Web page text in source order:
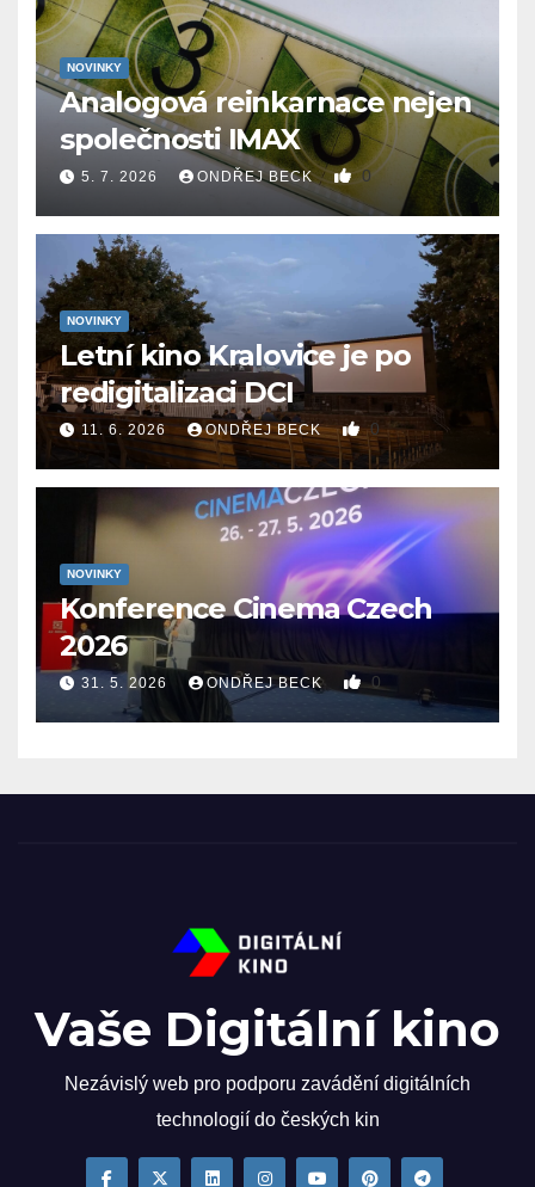
NOVINKY
Analogová reinkarnace nejen
společnosti IMAX
5. 7. 2026 ONDŘEJ BECK 0
NOVINKY
Letní kino Kralovice je po
redigitalizaci DCI
11. 6. 2026 ONDŘEJ BECK 0
NOVINKY
Konference Cinema Czech
2026
31. 5. 2026 ONDŘEJ BECK 0
Vaše Digitální kino
Nezávislý web pro podporu zavádění digitálních
technologií do českých kin